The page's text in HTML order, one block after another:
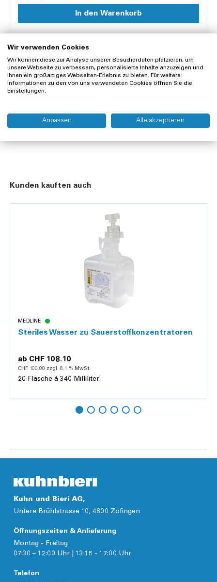
In den Warenkorb
Offerte anfragen
Widerrufsrecht
Kunden kauften auch
MEDLINE
Steriles Wasser zu Sauerstoffkonzentratoren
ab CHF 108.10
CHF 100.00 zzgl. 8.1 % MwSt.
20 Flasche à 340 Milliliter
Kuhn und Bieri AG,
Untere Brühlstrasse 10, 4800 Zofingen
Öffnungszeiten & Anlieferung
Montag - Freitag
07:30 – 12:00 Uhr | 13:15 - 17:00 Uhr
Telefon
Wir verwenden Cookies
Wir können diese zur Analyse unserer Besucherdaten platzieren, um
unsere Webseite zu verbessern, personalisierte Inhalte anzuzeigen und
Ihnen ein großartiges Webseiten-Erlebnis zu bieten. Für weitere
Informationen zu den von uns verwendeten Cookies öffnen Sie die
Einstellungen.
Anpassen Alle akzeptieren